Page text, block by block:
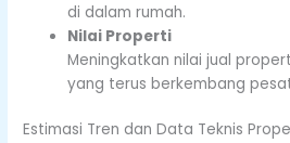
di dalam rumah.
Nilai Properti
Meningkatkan nilai jual
yang terus berkembang
Estimasi Tren dan Data Teknis